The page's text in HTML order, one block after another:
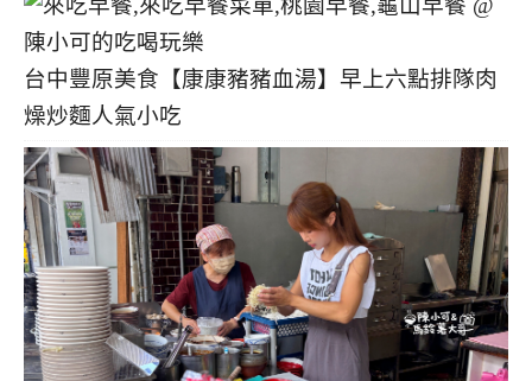
台中豐原美食【康康豬豬血湯】早上六點排隊肉
燥炒麵人氣小吃